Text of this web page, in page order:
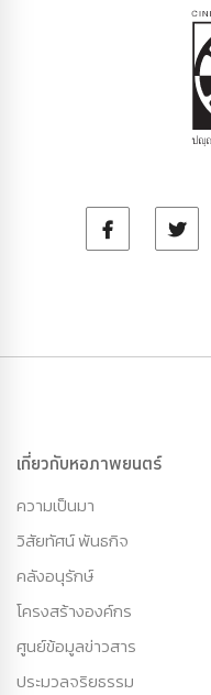
เกี่ยวกับหอภาพยนตร์
ความเป็นมา
วิสัยทัศน์ พันธกิจ
คลังอนุรักษ์
โครงสร้างองค์กร
ศูนย์ข้อมูลข่าวสาร
ประมวลจริยธรรม